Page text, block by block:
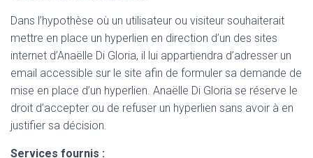
Dans l’hypothèse où un utilisateur ou visiteur souhaiterait
mettre en place un hyperlien en direction d’un des sites
internet d’Anaëlle Di Gloria, il lui appartiendra d’adresser un
email accessible sur le site afin de formuler sa demande de
mise en place d’un hyperlien. Anaëlle Di Gloria se réserve le
droit d’accepter ou de refuser un hyperlien sans avoir à en
justifier sa décision.
Services fournis :